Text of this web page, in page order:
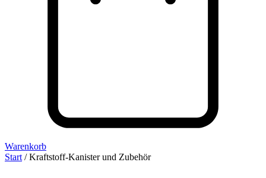
Warenkorb
Start / Kraftstoff-Kanister und Zubehör